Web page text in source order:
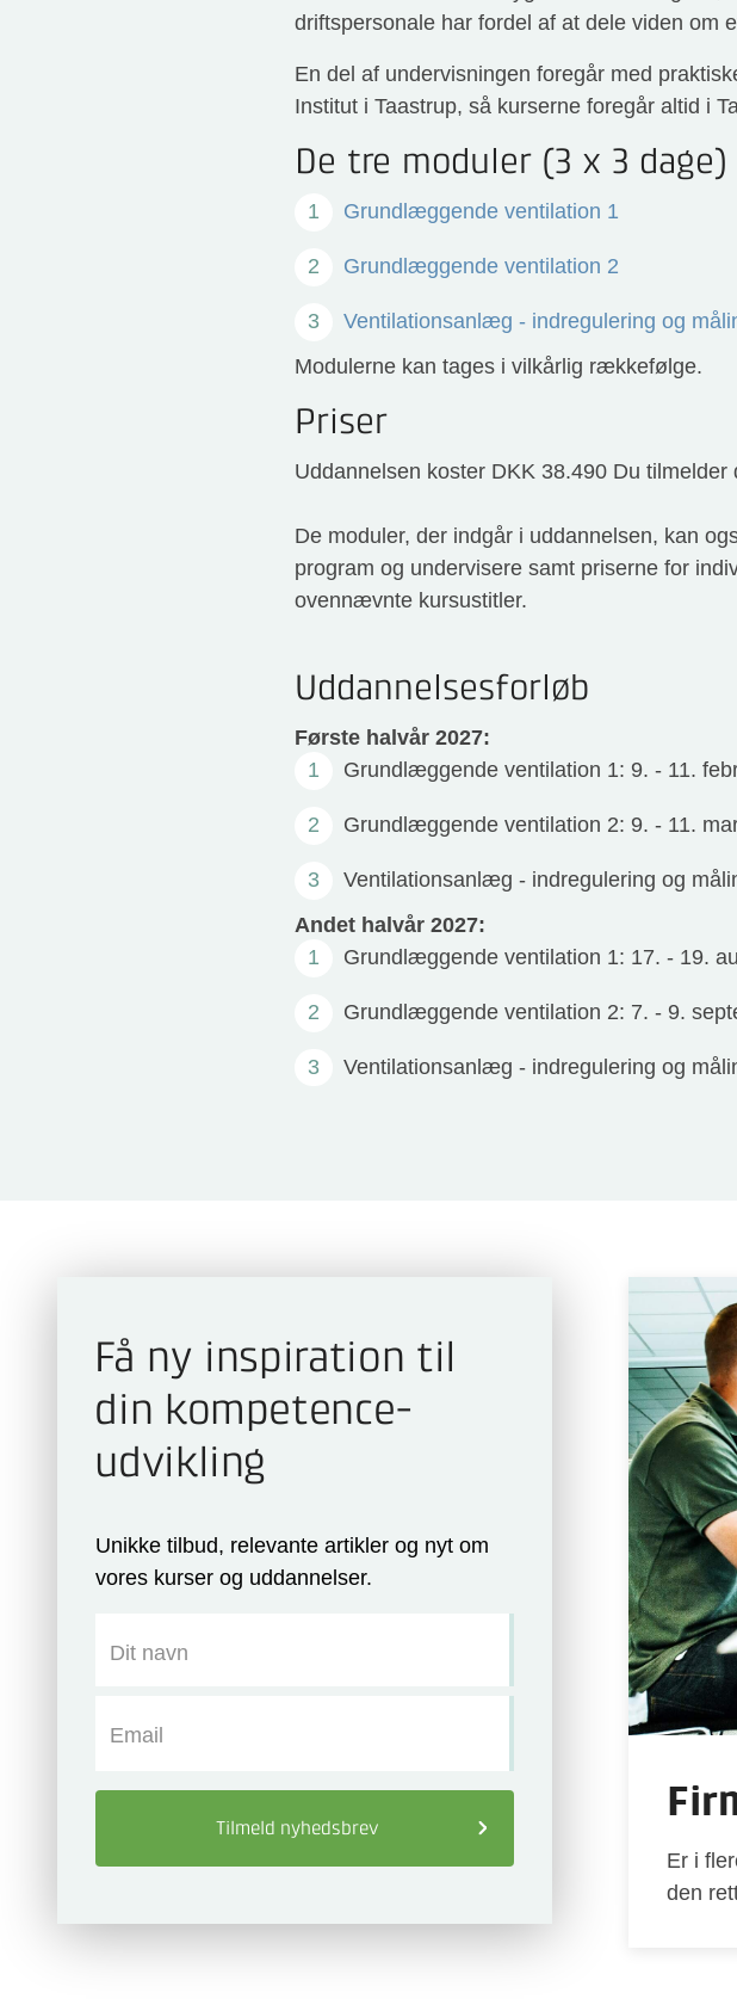
driftspersonale har fordel af at dele viden om
En del af undervisningen foregår med
Institut i Taastrup, så kurserne foregår altid i
De tre moduler (3 x 3 dage)
Grundlæggende ventilation 1
Grundlæggende ventilation 2
Ventilationsanlæg - indregulering og
Modulerne kan tages i vilkårlig rækkefølge.
Priser
Uddannelsen koster DKK 38.490 Du tilmelder
De moduler, der indgår i uddannelsen, kan
program og undervisere samt priserne for
ovennævnte kursustitler.
Uddannelsesforløb
Første halvår 2027:
Grundlæggende ventilation 1: 9. - 11.
Grundlæggende ventilation 2: 9. - 11.
Ventilationsanlæg - indregulering og
Andet halvår 2027:
Grundlæggende ventilation 1: 17. - 19.
Grundlæggende ventilation 2: 7. - 9.
Ventilationsanlæg - indregulering og
Få ny inspiration til
din kompetence­
udvikling
Unikke tilbud, relevante artikler og nyt om
vores kurser og uddannelser.
Dit navn
Email
Tilmeld nyhedsbrev
Er i
den